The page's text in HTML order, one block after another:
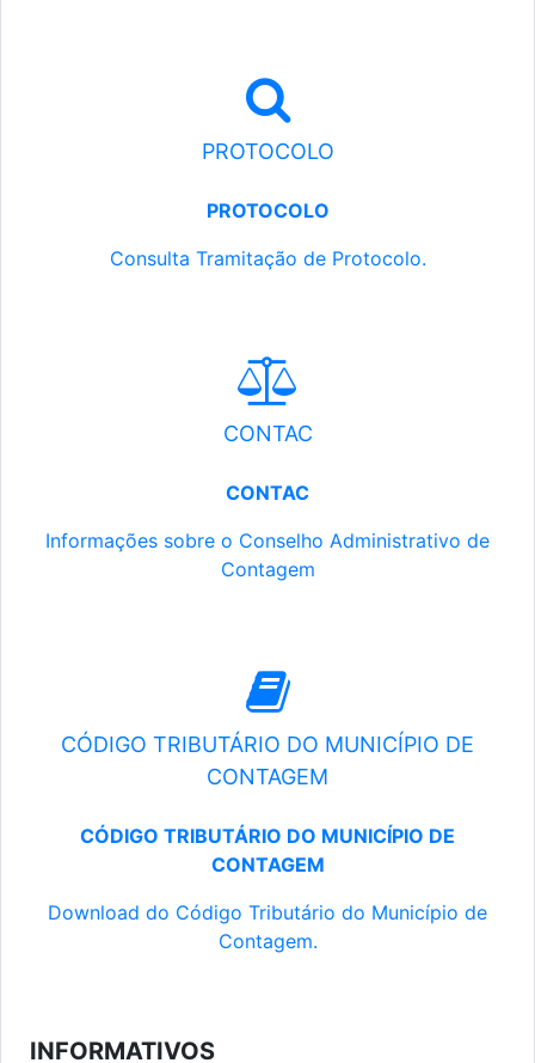
PROTOCOLO
PROTOCOLO
Consulta Tramitação de Protocolo.
CONTAC
CONTAC
Informações sobre o Conselho Administrativo de
Contagem
CÓDIGO TRIBUTÁRIO DO MUNICÍPIO DE
CONTAGEM
CÓDIGO TRIBUTÁRIO DO MUNICÍPIO DE
CONTAGEM
Download do Código Tributário do Município de
Contagem.
INFORMATIVOS